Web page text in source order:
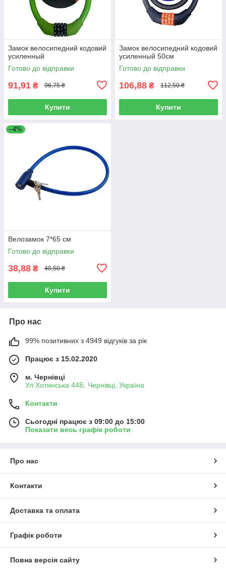
Замок велосипедний кодовий
усиленный
Готово до відправки
91,91 ₴ 96,75 ₴
Купити
Замок велосипедний кодовий
усиленный 50см
Готово до відправки
106,88 ₴ 112,50 ₴
Купити
–4%
Велозамок 7*65 см
Готово до відправки
38,88 ₴ 40,50 ₴
Купити
Про нас
99% позитивних з 4949 відгуків за рік
Працює з 15.02.2020
м. Чернівці
Ул.Хотинська 44Б, Чернівці, Україна
Контакти
Сьогодні працює з 09:00 до 15:00
Показати весь графік роботи
Про нас
Контакти
Доставка та оплата
Графік роботи
Повна версія сайту